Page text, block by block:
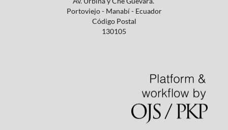
Portoviejo - Manabí - Ecuador
Código Postal
130105